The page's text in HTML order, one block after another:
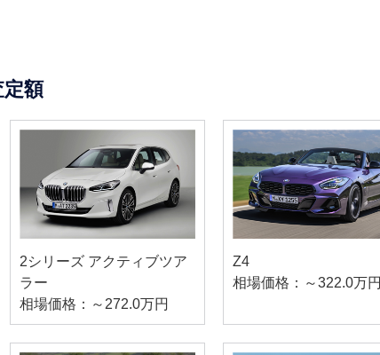
額
2シリーズ アクティブツア
ラー
相場価格：～272.0万円
Z4
相場価格：～322.0万円